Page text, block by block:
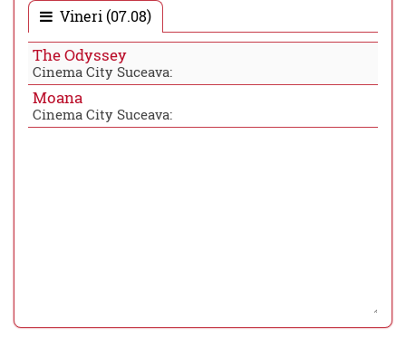
Vineri (07.08)
The Odyssey
Cinema City Suceava:
Moana
Cinema City Suceava: